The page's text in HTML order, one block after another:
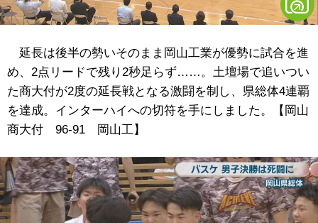
延長は後半の勢いそのまま岡山工業が優勢に試合を進
め、2点リードで残り2秒足らず……。土壇場で追いつい
た商大付が2度の延長戦となる激闘を制し、県総体4連覇
を達成。インターハイへの切符を手にしました。【岡山
商大付 96-91 岡山工】